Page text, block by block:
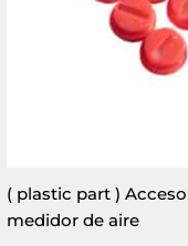
( plastic part )
medidor de aire